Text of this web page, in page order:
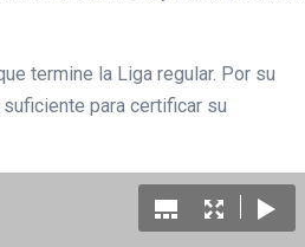
termine la Liga regular. Por su
para certificar su